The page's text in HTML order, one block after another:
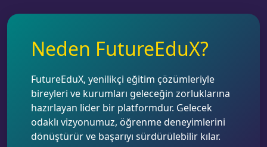
Neden FutureEduX?
FutureEduX, yenilikçi eğitim çözümleriyle
bireyleri ve kurumları geleceğin zorluklarına
hazırlayan lider bir platformdur. Gelecek
odaklı vizyonumuz, öğrenme deneyimlerini
dönüştürür ve başarıyı sürdürülebilir kılar.